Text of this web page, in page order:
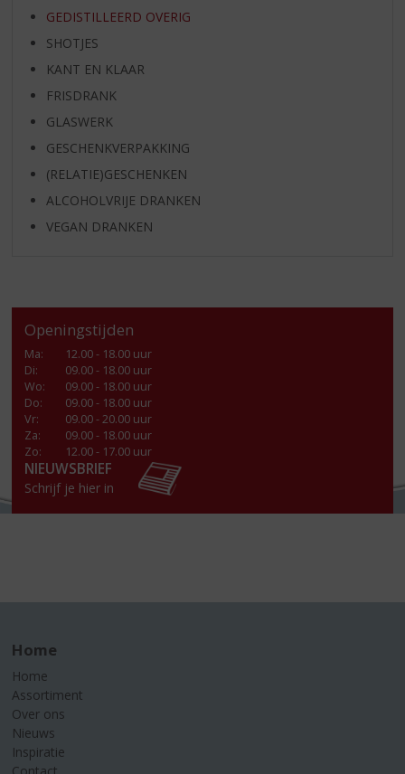
GEDISTILLEERD OVERIG
SHOTJES
KANT EN KLAAR
FRISDRANK
GLASWERK
GESCHENKVERPAKKING
(RELATIE)GESCHENKEN
ALCOHOLVRIJE DRANKEN
VEGAN DRANKEN
Openingstijden
Ma:
12.00 - 18.00 uur
Di:
09.00 - 18.00 uur
Wo:
09.00 - 18.00 uur
Do:
09.00 - 18.00 uur
Vr:
09.00 - 20.00 uur
Za:
09.00 - 18.00 uur
Zo:
12.00 - 17.00 uur
NIEUWSBRIEF
Schrijf je hier in
Home
Home
Assortiment
Over ons
Nieuws
Inspiratie
Contact